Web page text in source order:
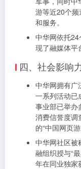
游等近20个
和服务。
中华网依托
现了融媒体平
四、社会影响
中华网拥有广
一系列活动已
事业部已举办
消费信誉度调
的“中国网页
中华网社区被
融组织授与“
年在同业独家